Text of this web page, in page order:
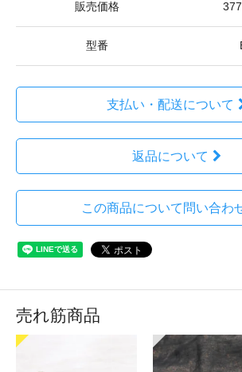
販売価格
型番
支払い・配送について
返品について
この商品について問い合わ
売れ筋商品